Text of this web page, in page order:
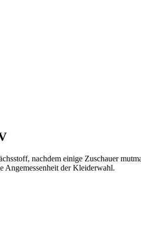
nachdem einige Zuschauer
Angemessenheit der Kleiderwahl.